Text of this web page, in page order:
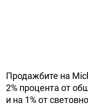
Продажбите на
2% процента от
и на 1% от